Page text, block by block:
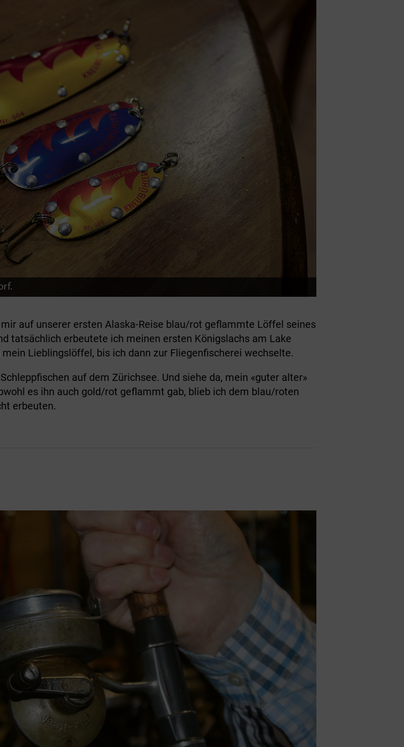
auf unserer ersten Alaska-Reise blau/rot geflammte Löffel seines
tatsächlich erbeutete ich meinen ersten Königslachs am Lake
Lieblingslöffel, bis ich dann zur Fliegenfischerei wechselte.
auf dem Zürichsee. Und siehe da, mein «guter alter»
es ihn auch gold/rot geflammt gab, blieb ich dem blau/roten
erbeuten.